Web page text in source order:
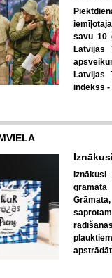
savu 10
Latvijas
Latvijas
indekss -